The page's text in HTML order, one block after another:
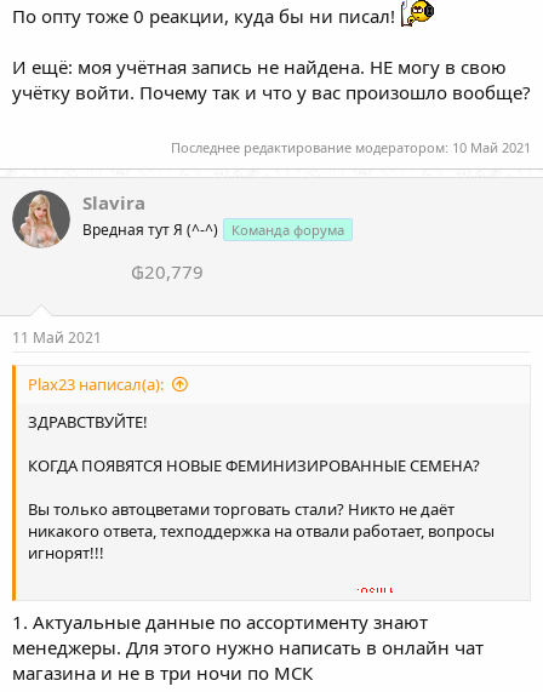
По опту тоже 0 реакции, куда бы ни писал!
И ещё: моя учётная запись не найдена. НЕ могу в свою
учётку войти. Почему так и что у вас произошло вообще?
Последнее редактирование модератором: 10 Май 2021
Slavira
Вредная тут Я (^-^) Команда форума
₲20,779
11 Май 2021
Plax23 написал(а):
ЗДРАВСТВУЙТЕ!
КОГДА ПОЯВЯТСЯ НОВЫЕ ФЕМИНИЗИРОВАННЫЕ СЕМЕНА?
Вы только автоцветами торговать стали? Никто не даёт
никакого ответа, техподдержка на отвали работает, вопросы
игнорят!!!
По опту тоже 0 реакции, куда бы ни писал!
И ещё: моя учётная запись не найдена. НЕ могу в свою учётку
войти. Почему так и что у вас произошло вообще?
1. Актуальные данные по ассортименту знают
менеджеры. Для этого нужно написать в онлайн чат
магазина и не в три ночи по МСК